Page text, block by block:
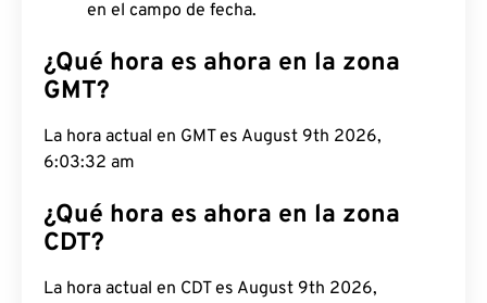
en el campo de fecha.
¿Qué hora es ahora en la zona
GMT?
La hora actual en GMT es August 9th 2026,
6:03:33 am
¿Qué hora es ahora en la zona
CDT?
La hora actual en CDT es August 9th 2026,